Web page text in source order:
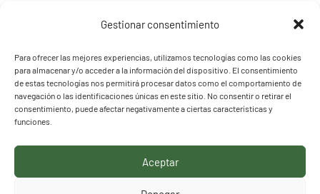
Gestionar consentimiento
Para ofrecer las mejores experiencias, utilizamos tecnologías como las cookies
para almacenar y/o acceder a la información del dispositivo. El consentimiento
de estas tecnologías nos permitirá procesar datos como el comportamiento de
navegación o las identificaciones únicas en este sitio. No consentir o retirar el
consentimiento, puede afectar negativamente a ciertas características y
funciones.
Aceptar
Política de privacidad
HACEMOS LO QUE